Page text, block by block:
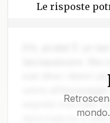
Le risposte
sue stive i tesori
unirsi
segreta tracciata
diplomatiche e